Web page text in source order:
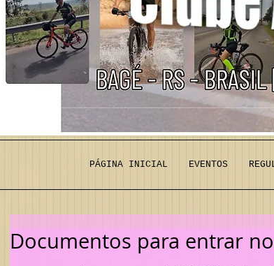
PÁGINA INICIAL EVENTOS
Documentos para entrar